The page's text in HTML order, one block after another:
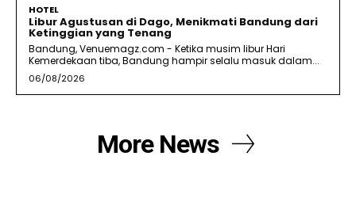
HOTEL
Libur Agustusan di Dago, Menikmati Bandung dari
Ketinggian yang Tenang
Bandung, Venuemagz.com - Ketika musim libur Hari
Kemerdekaan tiba, Bandung hampir selalu masuk dalam...
06/08/2026
More News